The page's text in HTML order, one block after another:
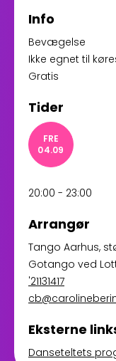
Info
Bevægelse
Ikke egnet til
Gratis
Tider
FRE
04.09
20:00 - 23:00
Arrangør
Tango Aarhus,
Gotango ved
'21131417
Eksterne
Danseteltets